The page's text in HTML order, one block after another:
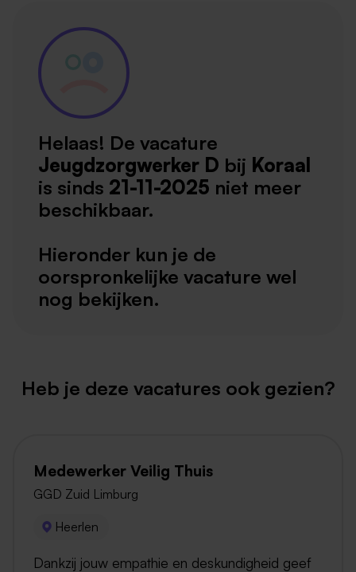
Helaas! De vacature
Jeugdzorgwerker D bij Koraal
is sinds 21-11-2025 niet meer
beschikbaar.
Hieronder kun je de
oorspronkelijke vacature wel
nog bekijken.
Heb je deze vacatures ook gezien?
Medewerker Veilig Thuis
GGD Zuid Limburg
Heerlen
Dankzij jouw empathie en deskundigheid geef